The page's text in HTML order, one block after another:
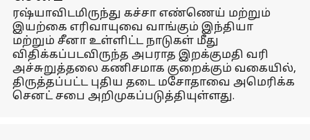
ரஷ்யாவிடமிருந்து கச்சா எண்ணெய் மற்றும்
இயற்கை எரிவாயுவை வாங்கும் இந்தியா
மற்றும் சீனா உள்ளிட்ட நாடுகள் மீது
விதிக்கப்படவிருந்த அபராத இறக்குமதி வரி
அச்சுறுத்தலை கணிசமாக குறைக்கும் வகையில்,
திருத்தப்பட்ட புதிய தடை மசோதாவை அமெரிக்க
செனட் சபை அறிமுகப்படுத்தியுள்ளது.